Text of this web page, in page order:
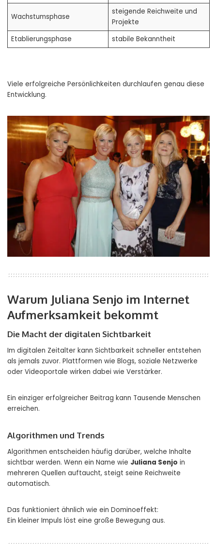
Wachstumsphase
steigende Reichweite und
Projekte
Etablierungsphase
stabile Bekanntheit
Viele erfolgreiche Persönlichkeiten durchlaufen genau diese
Entwicklung.
Warum Juliana Senjo im Internet
Aufmerksamkeit bekommt
Die Macht der digitalen Sichtbarkeit
Im digitalen Zeitalter kann Sichtbarkeit schneller entstehen
als jemals zuvor. Plattformen wie Blogs, soziale Netzwerke
oder Videoportale wirken dabei wie Verstärker.
Ein einziger erfolgreicher Beitrag kann Tausende Menschen
erreichen.
Algorithmen und Trends
Algorithmen entscheiden häufig darüber, welche Inhalte
sichtbar werden. Wenn ein Name wie Juliana Senjo in
mehreren Quellen auftaucht, steigt seine Reichweite
automatisch.
Das funktioniert ähnlich wie ein Dominoeffekt:
Ein kleiner Impuls löst eine große Bewegung aus.